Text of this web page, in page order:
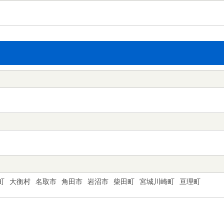
大衡村 名取市 角田市 岩沼市 柴田町 宮城川崎町 亘理町